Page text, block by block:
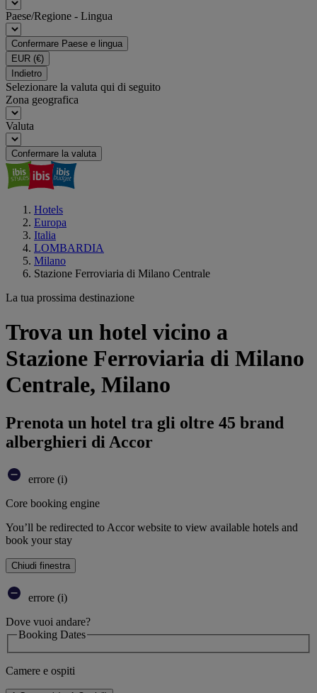
Paese/Regione - Lingua
Confermare Paese e lingua
EUR (€)
Indietro
Selezionare la valuta qui di seguito
Zona geografica
Valuta
Confermare la valuta
Hotels
Europa
Italia
LOMBARDIA
Milano
Stazione Ferroviaria di Milano Centrale
La tua prossima destinazione
Trova un hotel vicino a
Stazione Ferroviaria di Milano
Centrale, Milano
Prenota un hotel tra gli oltre 45 brand
alberghieri di Accor
errore (i)
Core booking engine
You’ll be redirected to Accor website to view available hotels and
book your stay
Chiudi finestra
errore (i)
Dove vuoi andare?
Booking Dates
Camere e ospiti